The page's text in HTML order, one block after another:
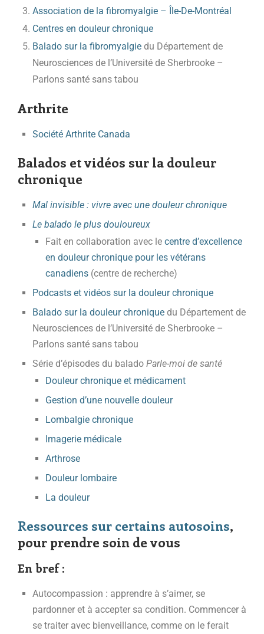
Association de la fibromyalgie – Île-De-Montréal
Centres en douleur chronique
Balado sur la fibromyalgie du Département de
Neurosciences de l’Université de Sherbrooke –
Parlons santé sans tabou
Arthrite
Société Arthrite Canada
Balados et vidéos sur la douleur
chronique
Mal invisible : vivre avec une douleur chronique
Le balado le plus douloureux
Fait en collaboration avec le centre d’excellence
en douleur chronique pour les vétérans
canadiens (centre de recherche)
Podcasts et vidéos sur la douleur chronique
Balado sur la douleur chronique du Département de
Neurosciences de l’Université de Sherbrooke –
Parlons santé sans tabou
Série d’épisodes du balado Parle-moi de santé
Douleur chronique et médicament
Gestion d’une nouvelle douleur
Lombalgie chronique
Imagerie médicale
Arthrose
Douleur lombaire
La douleur
Ressources sur certains autosoins,
pour prendre soin de vous
En bref :
Autocompassion : apprendre à s’aimer, se
pardonner et à accepter sa condition. Commencer à
se traiter avec bienveillance, comme on le ferait